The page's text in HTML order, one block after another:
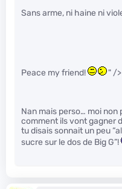
Sans arme, ni haine ni
Peace my friend! " />
Nan mais perso… moi non
comment ils vont gagner
tu disais sonnait un peu
sucre sur le dos de Big G”!